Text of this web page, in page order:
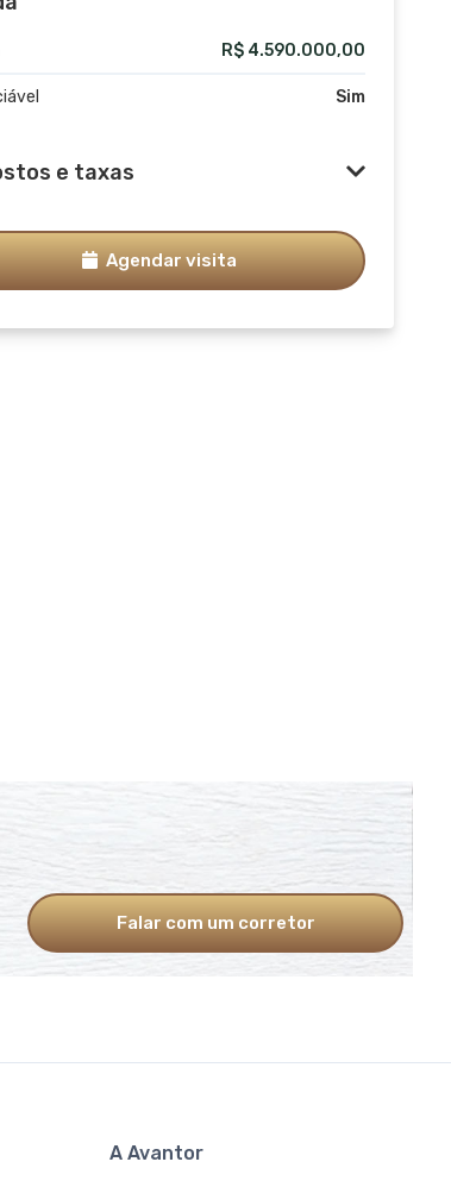
R$ 4.590.000,00
Sim
e taxas
Agendar visita
Falar com um corretor
A Avantor